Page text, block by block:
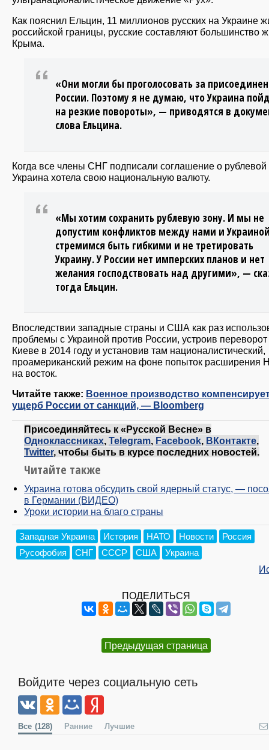
Как пояснил Ельцин, 11 миллионов русских на Украине
российской границы, русские составляют большинство
Крыма.
«Они могли бы проголосовать за
России. Поэтому я не думаю, что Украина
на резкие повороты», — приводятся в
слова Ельцина.
Когда все члены СНГ подписали соглашение о рублевой
Украина хотела свою национальную валюту.
«Мы хотим сохранить рублевую зону. И мы не
допустим конфликтов между нами и
стремимся быть гибкими и не третировать
Украину. У России нет имперских планов и нет
желания господствовать над другими», —
тогда Ельцин.
Впоследствии западные страны и США как раз
проблемы с Украиной против России, устроив переворот
Киеве в 2014 году и установив там националистический,
проамериканский режим на фоне попыток расширения
на восток.
Читайте также: Военное производство
ущерб России от санкций, — Bloomberg
Присоединяйтесь к «Русской Весне» в
Одноклассниках, Telegram, Facebook, ВКонтакте,
Twitter, чтобы быть в курсе последних новостей.
Читайте также
Украина готова обсудить свой ядерный статус, —
в Германии (ВИДЕО)
Уроки истории на благо страны
Западная Украина История НАТО Новости
Россия
Русофобия
СНГ СССР США Украина
ПОДЕЛИТЬСЯ
Предыдущая страница
Войдите через социальную сеть
Все (128) Ранние Лучшие